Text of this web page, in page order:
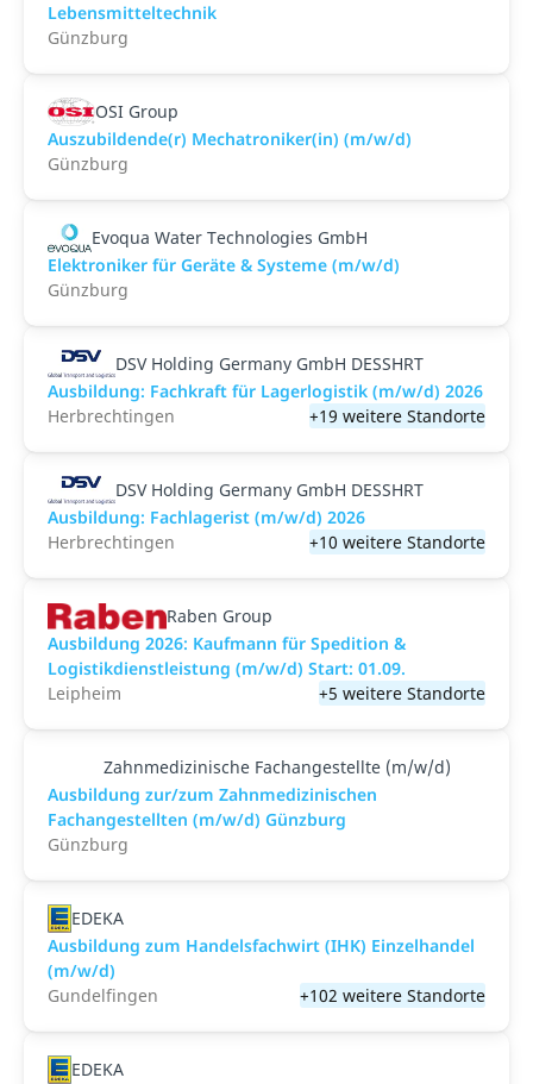
Lebensmitteltechnik
Günzburg
OSI Group
Auszubildende(r) Mechatroniker(in) (m/w/d)
Günzburg
Evoqua Water Technologies GmbH
Elektroniker für Geräte & Systeme (m/w/d)
Günzburg
DSV Holding Germany GmbH DESSHRT
Ausbildung: Fachkraft für Lagerlogistik (m/w/d) 2026
Herbrechtingen
+19 weitere Standorte
DSV Holding Germany GmbH DESSHRT
Ausbildung: Fachlagerist (m/w/d) 2026
Herbrechtingen
+10 weitere Standorte
Raben Group
Ausbildung 2026: Kaufmann für Spedition &
Logistikdienstleistung (m/w/d) Start: 01.09.​
Leipheim
+5 weitere Standorte
Zahnmedizinische Fachangestellte (m/w/d)
Ausbildung zur/zum Zahnmedizinischen
Fachangestellten (m/w/d) Günzburg
Günzburg
EDEKA
Ausbildung zum Handelsfachwirt (IHK) Einzelhandel
(m/w/d)
Gundelfingen
+102 weitere Standorte
EDEKA